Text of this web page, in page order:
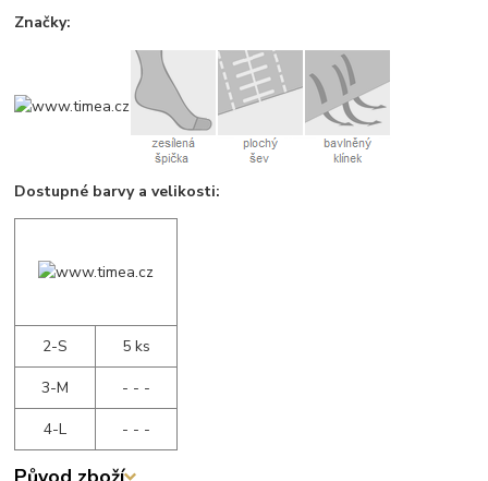
Značky:
Dostupné barvy a velikosti:
2-S
5 ks
3-M
- - -
4-L
- - -